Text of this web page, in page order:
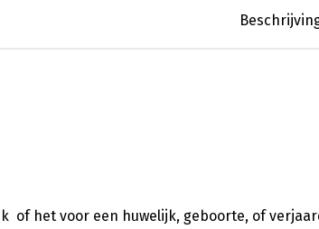
of het voor een huwelijk, geboorte, of